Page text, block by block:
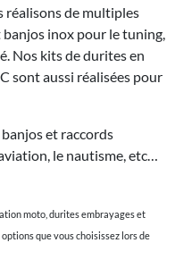
réalisons de multiples
inox pour le tuning,
Nos kits de durites en
sont aussi réalisées pour
et raccords
le nautisme, etc…
moto, durites embrayages et
que vous choisissez lors de